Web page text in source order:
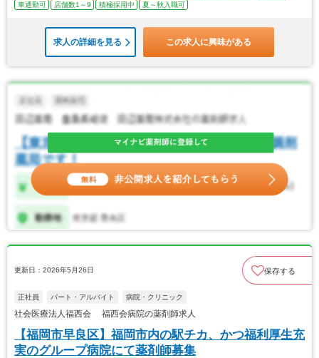
車通勤可
店舗数1～9 積極採用中 夏～秋入職可
求人の詳細を見る この求人に興味がある
更新日：2026年5月26日 保存する
正社員 パート・アルバイト 病院・クリニック
社会医療法人福西会 福西会病院の薬剤師求人
【福岡市早良区】福岡市内の駅チカ、かつ福利厚生充
実のグループ病院にて薬剤師募集